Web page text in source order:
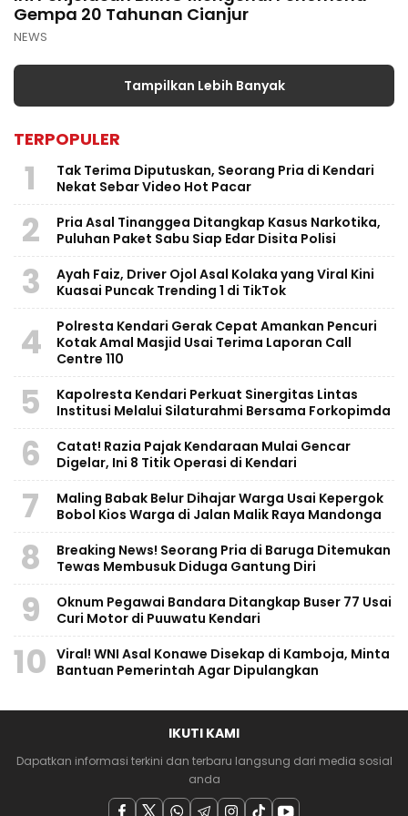
Gempa 20 Tahunan Cianjur
NEWS
Tampilkan Lebih Banyak
TERPOPULER
1
Tak Terima Diputuskan, Seorang Pria di Kendari
Nekat Sebar Video Hot Pacar
2
Pria Asal Tinanggea Ditangkap Kasus Narkotika,
Puluhan Paket Sabu Siap Edar Disita Polisi
3
Ayah Faiz, Driver Ojol Asal Kolaka yang Viral Kini
Kuasai Puncak Trending 1 di TikTok
4
Polresta Kendari Gerak Cepat Amankan Pencuri
Kotak Amal Masjid Usai Terima Laporan Call
Centre 110
5
Kapolresta Kendari Perkuat Sinergitas Lintas
Institusi Melalui Silaturahmi Bersama Forkopimda
6
Catat! Razia Pajak Kendaraan Mulai Gencar
Digelar, Ini 8 Titik Operasi di Kendari
7
Maling Babak Belur Dihajar Warga Usai Kepergok
Bobol Kios Warga di Jalan Malik Raya Mandonga
8
Breaking News! Seorang Pria di Baruga Ditemukan
Tewas Membusuk Diduga Gantung Diri
9
Oknum Pegawai Bandara Ditangkap Buser 77 Usai
Curi Motor di Puuwatu Kendari
10 Viral! WNI Asal Konawe Disekap di Kamboja, Minta
Bantuan Pemerintah Agar Dipulangkan
IKUTI KAMI
Dapatkan informasi terkini dan terbaru langsung dari media sosial
anda